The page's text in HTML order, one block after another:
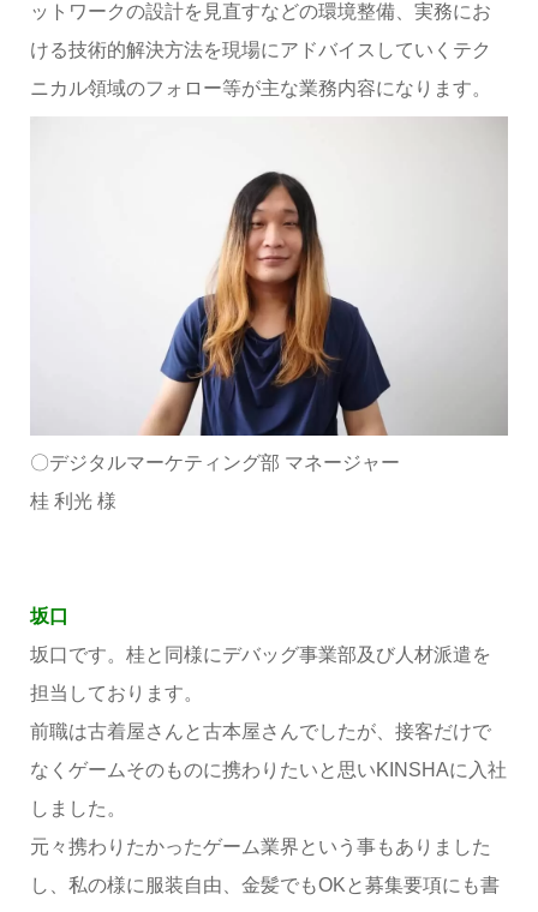
ットワークの設計を見直すなどの環境整備、実務にお
ける技術的解決方法を現場にアドバイスしていくテク
ニカル領域のフォロー等が主な業務内容になります。
〇デジタルマーケティング部 マネージャー
桂 利光 様
坂口
坂口です。桂と同様にデバッグ事業部及び人材派遣を
担当しております。
前職は古着屋さんと古本屋さんでしたが、接客だけで
なくゲームそのものに携わりたいと思いKINSHAに入社
しました。
元々携わりたかったゲーム業界という事もありました
し、私の様に服装自由、金髪でもOKと募集要項にも書